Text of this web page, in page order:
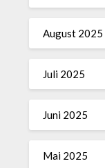
August 2025
Juli 2025
Juni 2025
Mai 2025